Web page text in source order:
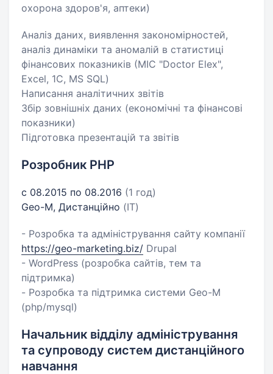
охорона здоров'я, аптеки)
Аналіз даних, виявлення закономірностей,
аналіз динаміки та аномалій в статистиці
фінансових показників (МІС "Doctor Elex",
Excel, 1C, MS SQL)
Написання аналітичних звітів
Збір зовнішніх даних (економічні та фінансові
показники)
Підготовка презентацій та звітів
Розробник PHP
с 08.2015 по 08.2016 (1 год)
Geo-M, Дистанційно (IT)
- Розробка та адміністрування сайту компанії
https://geo-marketing.biz/ Drupal
- WordPress (розробка сайтів, тем та
підтримка)
- Розробка та підтримка системи Geo-M
(php/mysql)
Начальник відділу адміністрування
та супроводу систем дистанційного
навчання